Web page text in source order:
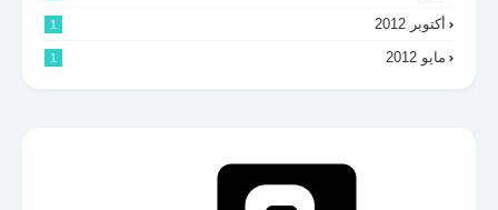
أكتوبر 2012 1
مايو 2012 1